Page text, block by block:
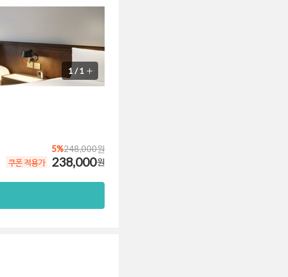
1/1
5%248,000원
쿠폰 적용가 238,000원